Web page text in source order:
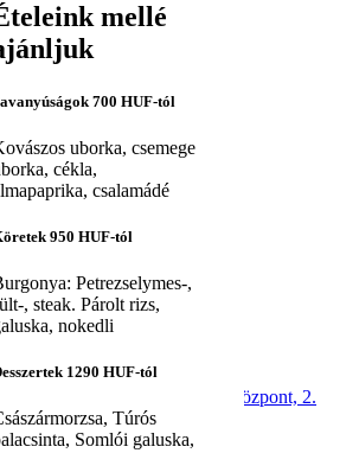
mellé
700 HUF-tól
uborka, csemege
cékla,
csalamádé
950 HUF-tól
Petrezselymes-,
, steak. Párolt rizs,
nokedli
1290 HUF-tól
Túrós
Somlói galuska,
éttermünk
házias, figyelmes
Üzletközpont II.
nemcsak
szeretettel, de széles
gyorsétterem
Örs vezér tere 24., Sugár üzletközpont, 2.